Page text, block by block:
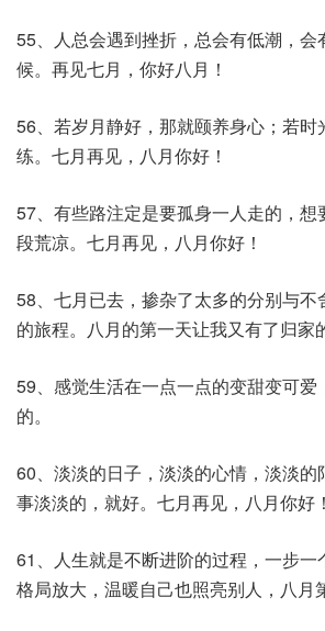
55、人总会遇到挫折，总会有低潮，会
候。再见七月，你好八月！
56、若岁月静好，那就颐养身心；若
练。七月再见，八月你好！
57、有些路注定是要孤身一人走的，想
段荒凉。七月再见，八月你好！
58、七月已去，掺杂了太多的分别与
的旅程。八月的第一天让我又有了归家
59、感觉生活在一点一点的变甜变可
的。
60、淡淡的日子，淡淡的心情，淡淡
事淡淡的，就好。七月再见，八月你好！
61、人生就是不断进阶的过程，一步一
格局放大，温暖自己也照亮别人，八月